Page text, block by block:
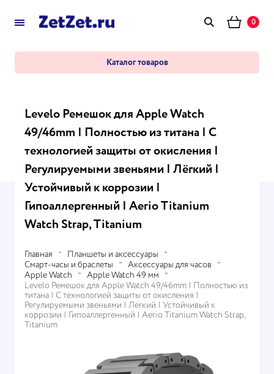
0
Каталог товаров
Levelo Ремешок для Apple Watch
49/46mm | Полностью из титана | С
технологией защиты от окисления |
Регулируемыми звеньями | Лёгкий |
Устойчивый к коррозии |
Гипоаллергенный | Aerio Titanium
Watch Strap, Titanium
Главная
Планшеты и аксессуары
Смарт-часы и браслеты
Аксессуары для часов
Apple Watch
Apple Watch 49 мм
Levelo Ремешок для Apple Watch 49/46mm | Полностью из
титана | С технологией защиты от окисления |
Регулируемыми звеньями | Лёгкий | Устойчивый к
коррозии | Гипоаллергенный | Aerio Titanium Watch Strap,
Titanium